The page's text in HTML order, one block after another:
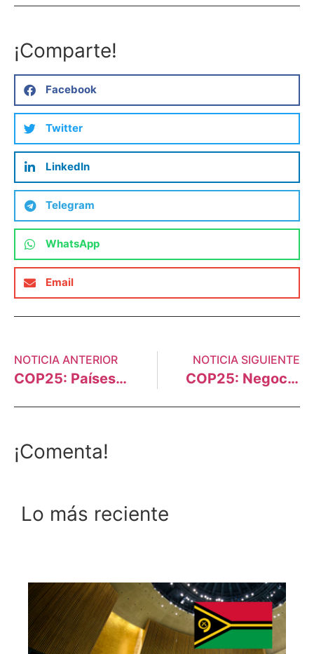
¡Comparte!
Facebook
Twitter
LinkedIn
Telegram
WhatsApp
Email
NOTICIA ANTERIOR
COP25: Países sudamericanos no están cumpliendo compromisos climáticos
NOTICIA SIGUIENTE
COP25: Negociaciones sin definir y varios pendientes informó Ministra Fabiola Muñoz
¡Comenta!
Lo más reciente